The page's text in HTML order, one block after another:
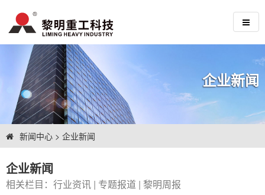
企业新闻
新闻中心 > 企业新闻
企业新闻
相关栏目： 行业资讯 | 专题报道 | 黎明周报